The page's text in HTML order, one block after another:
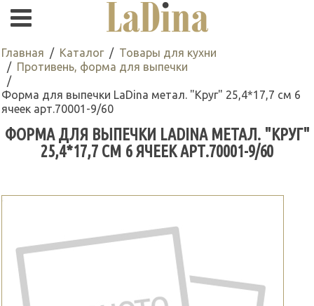
Главная Каталог
Товары для кухни
Противень, форма для выпечки
Форма для выпечки LaDina метал. "Круг" 25,4*17,7 см 6
ячеек арт.70001-9/60
ФОРМА ДЛЯ ВЫПЕЧКИ LADINA МЕТАЛ. "КРУГ"
25,4*17,7 СМ 6 ЯЧЕЕК АРТ.70001-9/60